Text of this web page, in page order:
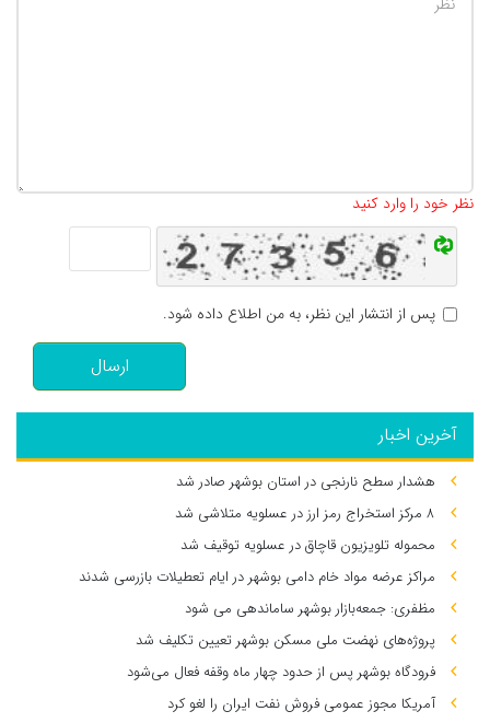
نظر خود را وارد کنید
پس از انتشار این نظر، به من اطلاع داده شود.
ارسال
آخرین اخبار
هشدار سطح نارنجی در استان بوشهر صادر شد
۸ مرکز استخراج رمز ارز در عسلویه متلاشی شد
محموله تلویزیون قاچاق در عسلویه توقیف شد
مراکز عرضه مواد خام دامی بوشهر در ایام تعطیلات بازرسی شدند
مظفری: جمعه‌بازار بوشهر ساماندهی می‌ شود
پروژه‌های نهضت ملی مسکن بوشهر تعیین تکلیف شد
فرودگاه بوشهر پس از حدود چهار ماه وقفه فعال می‌شود
آمریکا مجوز عمومی فروش نفت ایران را لغو کرد